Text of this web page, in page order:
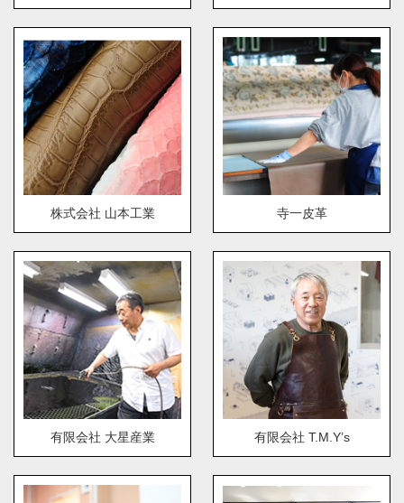
株式会社 山本工業 寺一皮革
有限会社 大星産業 有限会社 T.M.Y’s